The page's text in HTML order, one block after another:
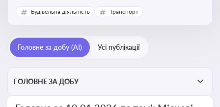
Україні, включаючи туристичний збір, плату за
земельні ділянки, за паркування транспорту
Будівельна діяльність Транспорт
Головне за добу (AI) Усі публікації
ГОЛОВНЕ ЗА ДОБУ